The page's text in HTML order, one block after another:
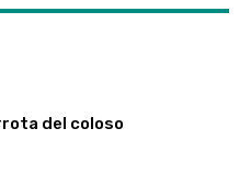
del coloso